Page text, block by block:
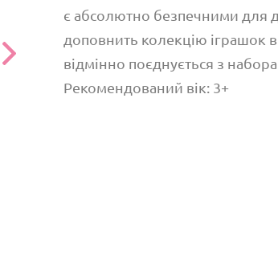
є абсолютно безпечними для
доповнить колекцію іграшок
відмінно поєднується з
Рекомендований вік: 3+